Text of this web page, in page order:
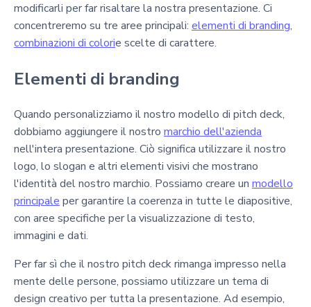
modificarli per far risaltare la nostra presentazione. Ci
concentreremo su tre aree principali: elementi di branding,
combinazioni di colorie scelte di carattere.
Elementi di branding
Quando personalizziamo il nostro modello di pitch deck,
dobbiamo aggiungere il nostro marchio dell'azienda
nell'intera presentazione. Ciò significa utilizzare il nostro
logo, lo slogan e altri elementi visivi che mostrano
l'identità del nostro marchio. Possiamo creare un modello
principale per garantire la coerenza in tutte le diapositive,
con aree specifiche per la visualizzazione di testo,
immagini e dati.
Per far sì che il nostro pitch deck rimanga impresso nella
mente delle persone, possiamo utilizzare un tema di
design creativo per tutta la presentazione. Ad esempio,